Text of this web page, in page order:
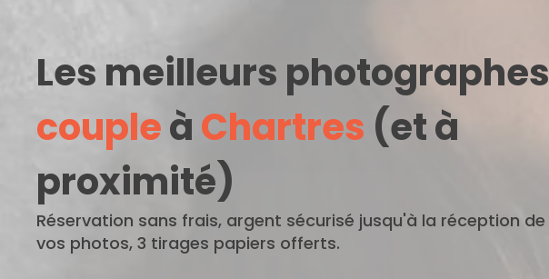
Les meilleurs photographes
coupleàChartres (et à
proximité)
Réservation sans frais, argent sécurisé jusqu'à la réception de
vos photos, 3 tirages papiers offerts.